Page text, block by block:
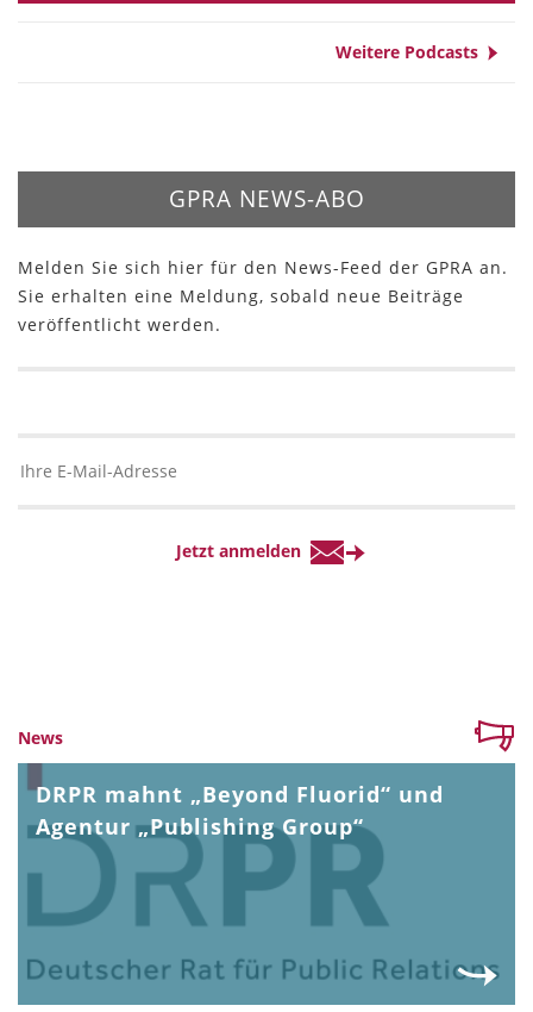
Weitere Podcasts
GPRA NEWS-ABO
Melden Sie sich hier für den News-Feed der GPRA an.
Sie erhalten eine Meldung, sobald neue Beiträge
veröffentlicht werden.
News
DRPR mahnt „Beyond Fluorid“ und
Agentur „Publishing Group“